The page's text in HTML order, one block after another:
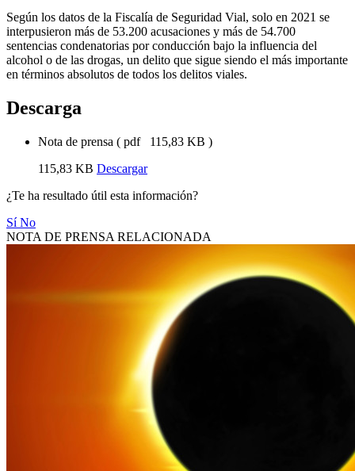
Según los datos de la Fiscalía de Seguridad Vial, solo en 2021 se
interpusieron más de 53.200 acusaciones y más de 54.700
sentencias condenatorias por conducción bajo la influencia del
alcohol o de las drogas, un delito que sigue siendo el más importante
en términos absolutos de todos los delitos viales.
Descarga
Nota de prensa ( pdf 115,83 KB )
115,83 KB Descargar
¿Te ha resultado útil esta información?
SíNo
NOTA DE PRENSA RELACIONADA